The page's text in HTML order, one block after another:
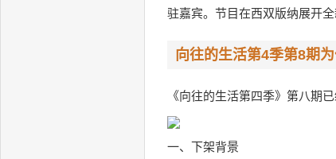
驻嘉宾。节目在西双版纳展开
向往的生活第4季第8期
《向往的生活第四季》第八期
一、下架背景